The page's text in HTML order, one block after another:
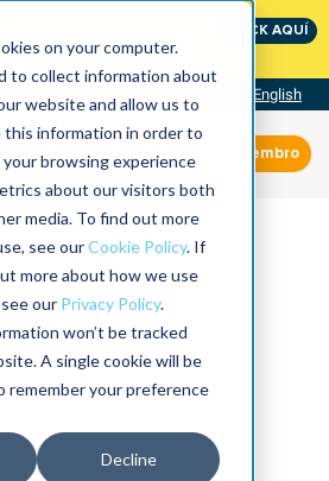
on your computer.
to collect information about
website and allow us to
this information in order to
browsing experience
about our visitors both
media. To find out more
see ourCookie Policy. If
more about how we use
our Privacy Policy.
won’t be tracked
A single cookie will be
remember your preference
Decline
CLICK AQUÍ
English
Miembro